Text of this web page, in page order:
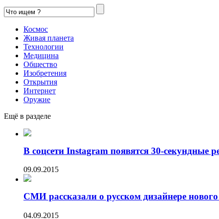
Космос
Живая планета
Технологии
Медицина
Общество
Изобретения
Открытия
Интернет
Оружие
Ещё в разделе
В соцсети Instagram появятся 30-секундные
09.09.2015
СМИ рассказали о русском дизайнере
04.09.2015